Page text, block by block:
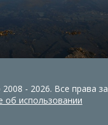
2008 - 2026. Все
об использовании